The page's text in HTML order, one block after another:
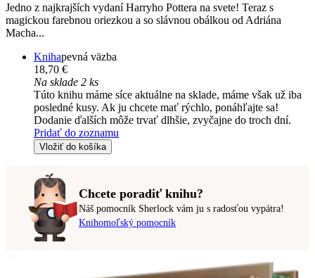
Jedno z najkrajších vydaní Harryho Pottera na svete! Teraz s
magickou farebnou oriezkou a so slávnou obálkou od Adriána
Macha...
Knihapevná väzba
18,70 €
Na sklade 2 ks
Túto knihu máme síce aktuálne na sklade, máme však už iba
posledné kusy. Ak ju chcete mať rýchlo, ponáhľajte sa!
Dodanie ďalších môže trvať dlhšie, zvyčajne do troch dní.
Pridať do zoznamu
Vložiť do košíka
Chcete poradiť knihu?
Náš pomocník Sherlock vám ju s radosťou vypátra!
Knihomoľský pomocník